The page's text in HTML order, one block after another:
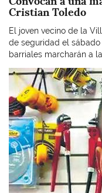
Cristian Toledo
El joven vecino de la
de seguridad el sábado
barriales marcharán a las
Imagen